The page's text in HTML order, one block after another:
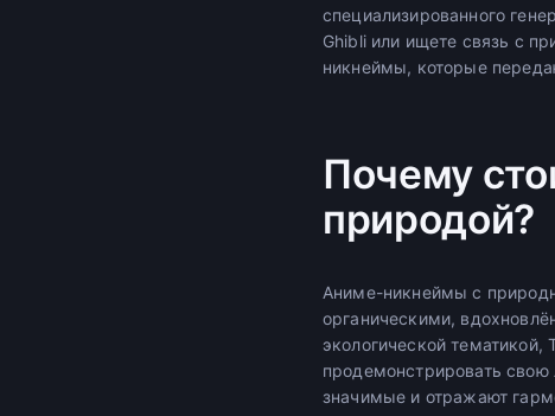
специализированного
Ghibli или ищете связь с
никнеймы, которые
Почему
природой?
Аниме-никнеймы с
органическими,
экологической
продемонстрировать
значимые и отражают